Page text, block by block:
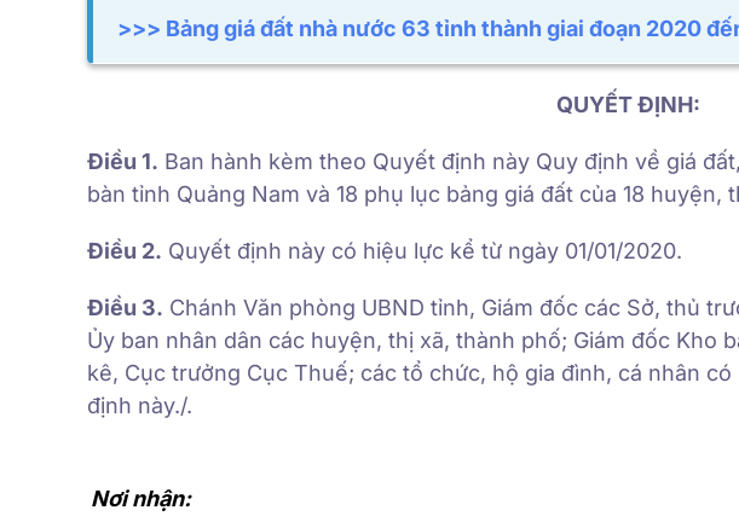
>>> Bảng giá đất nhà nước 63 tỉnh thành giai đoạn 2020
QUYẾT ĐỊNH:
Điều 1. Ban hành kèm theo Quyết định này Quy định về giá
bàn tỉnh Quảng Nam và 18 phụ lục bảng giá đất của 18
Điều 2. Quyết định này có hiệu lực kể từ ngày 01/01/2020.
Điều 3. Chánh Văn phòng UBND tỉnh, Giám đốc các Sở, thủ
Ủy ban nhân dân các huyện, thị xã, thành phố; Giám đốc Kho
kê, Cục trưởng Cục Thuế; các tổ chức, hộ gia đình, cá nhân
định này./.
Nơi nhận: